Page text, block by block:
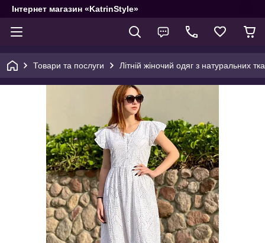
Інтернет магазин «KatrinStyle»
Товари та послуги Літній жіночий одяг з натуральних